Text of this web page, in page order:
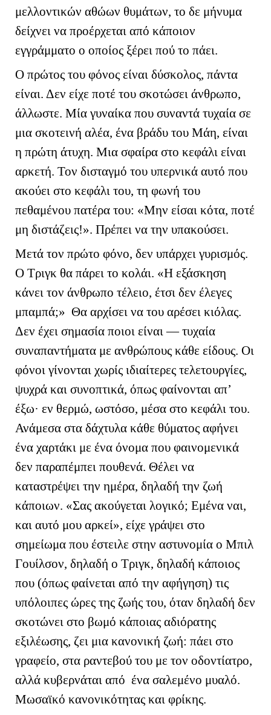
μελλοντικών αθώων θυμάτων, το δε μήνυμα
δείχνει να προέρχεται από κάποιον
εγγράμματο ο οποίος ξέρει πού το πάει.
Ο πρώτος του φόνος είναι δύσκολος, πάντα
είναι. Δεν είχε ποτέ του σκοτώσει άνθρωπο,
άλλωστε. Μία γυναίκα που συναντά τυχαία σε
μια σκοτεινή αλέα, ένα βράδυ του Μάη, είναι
η πρώτη άτυχη. Μια σφαίρα στο κεφάλι είναι
αρκετή. Τον δισταγμό του υπερνικά αυτό που
ακούει στο κεφάλι του, τη φωνή του
πεθαμένου πατέρα του: «Μην είσαι κότα, ποτέ
μη διστάζεις!». Πρέπει να την υπακούσει.
Μετά τον πρώτο φόνο, δεν υπάρχει γυρισμός.
Ο Τριγκ θα πάρει το κολάι. «Η εξάσκηση
κάνει τον άνθρωπο τέλειο, έτσι δεν έλεγες
μπαμπά;» Θα αρχίσει να του αρέσει κιόλας.
Δεν έχει σημασία ποιοι είναι — τυχαία
συναπαντήματα με ανθρώπους κάθε είδους. Οι
φόνοι γίνονται χωρίς ιδιαίτερες τελετουργίες,
ψυχρά και συνοπτικά, όπως φαίνονται απ’
έξω· εν θερμώ, ωστόσο, μέσα στο κεφάλι του.
Ανάμεσα στα δάχτυλα κάθε θύματος αφήνει
ένα χαρτάκι με ένα όνομα που φαινομενικά
δεν παραπέμπει πουθενά. Θέλει να
καταστρέψει την ημέρα, δηλαδή την ζωή
κάποιων. «Σας ακούγεται λογικό; Εμένα ναι,
και αυτό μου αρκεί», είχε γράψει στο
σημείωμα που έστειλε στην αστυνομία ο Μπιλ
Γουίλσον, δηλαδή ο Τριγκ, δηλαδή κάποιος
που (όπως φαίνεται από την αφήγηση) τις
υπόλοιπες ώρες της ζωής του, όταν δηλαδή δεν
σκοτώνει στο βωμό κάποιας αδιόρατης
εξιλέωσης, ζει μια κανονική ζωή: πάει στο
γραφείο, στα ραντεβού του με τον οδοντίατρο,
αλλά κυβερνάται από ένα σαλεμένο μυαλό.
Μωσαϊκό κανονικότητας και φρίκης.